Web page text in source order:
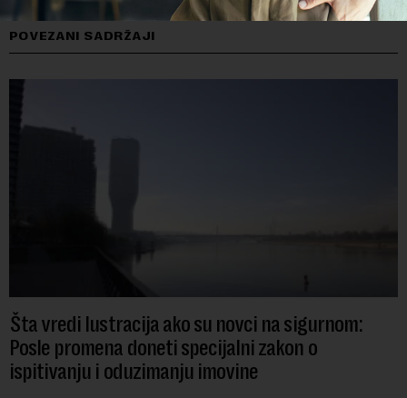
POVEZANI SADRŽAJI
Šta vredi lustracija ako su novci na sigurnom:
Posle promena doneti specijalni zakon o
ispitivanju i oduzimanju imovine